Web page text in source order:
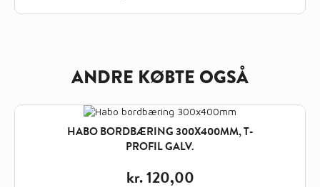
ANDRE KØBTE OGSÅ
HABO BORDBÆRING 300X400MM, T-
PROFIL GALV.
kr.120,00